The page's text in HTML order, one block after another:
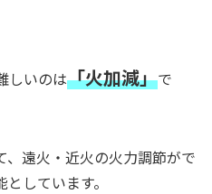
しいのは「火加減」で
、遠火・近火の火力調節がで
しています。